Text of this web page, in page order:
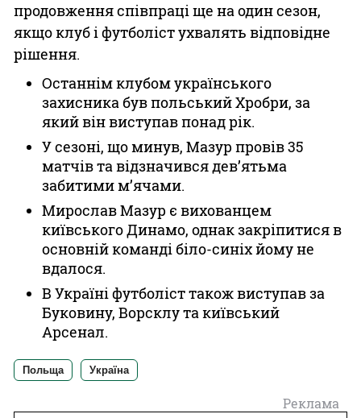
продовження співпраці ще на один сезон,
якщо клуб і футболіст ухвалять відповідне
рішення.
Останнім клубом українського
захисника був польський Хробри, за
який він виступав понад рік.
У сезоні, що минув, Мазур провів 35
матчів та відзначився дев’ятьма
забитими м’ячами.
Мирослав Мазур є вихованцем
київського Динамо, однак закріпитися в
основній команді біло-синіх йому не
вдалося.
В Україні футболіст також виступав за
Буковину, Ворсклу та київський
Арсенал.
Польща Україна
Реклама